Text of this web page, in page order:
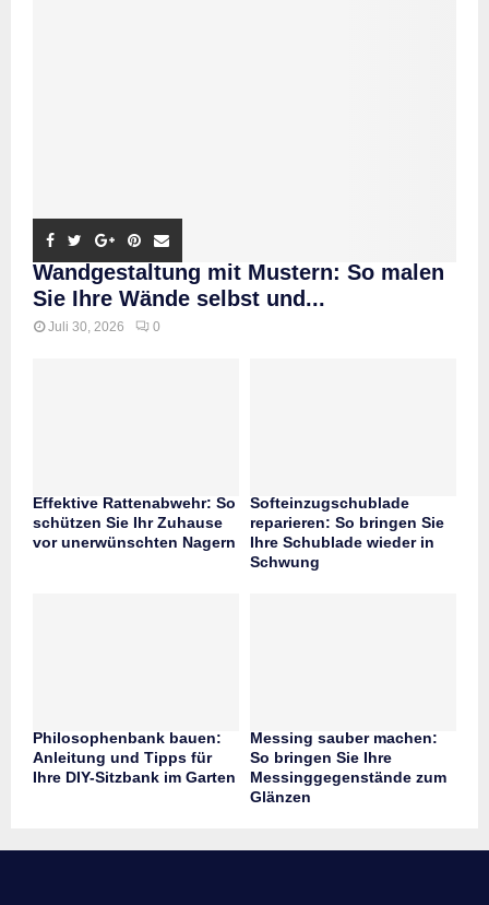
Wandgestaltung mit Mustern: So malen
Sie Ihre Wände selbst und...
Juli 30, 2026 0
Effektive Rattenabwehr: So
schützen Sie Ihr Zuhause
vor unerwünschten Nagern
Softeinzugschublade
reparieren: So bringen Sie
Ihre Schublade wieder in
Schwung
Philosophenbank bauen:
Anleitung und Tipps für
Ihre DIY-Sitzbank im Garten
Messing sauber machen:
So bringen Sie Ihre
Messinggegenstände zum
Glänzen